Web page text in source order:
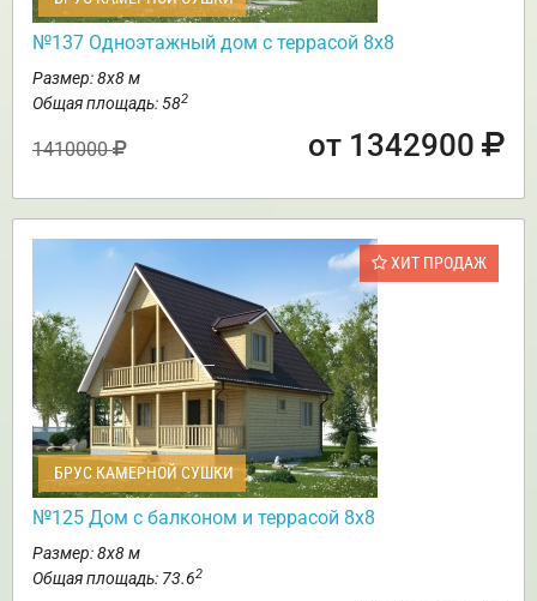
№137 Одноэтажный дом с террасой 8х8
Размер: 8х8 м
Общая площадь: 582
1410000 от 1342900
ХИТ ПРОДАЖ
БРУС КАМЕРНОЙ СУШКИ
№125 Дом с балконом и террасой 8х8
Размер: 8х8 м
Общая площадь: 73.62